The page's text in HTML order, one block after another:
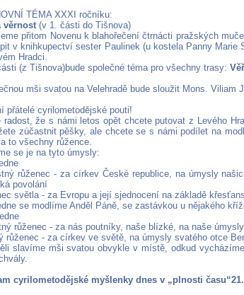
TÉMA XXXI ročníku:
věrnost (v 1. části do Tišnova)
přitom Novenu k blahořečení čtrnácti pražských
v knihkupectví sester Paulinek (u kostela Panny
Hradci.
(z Tišnova)bude společné téma pro všechny trasy:
mši svatou na Velehradě bude sloužit Mons. Viliam
přátelé cyrilometodějské pouti!
radost, že s námi letos opět chcete putovat z Levého
zúčastnit pěšky, ale chcete se s námi podílet na
to všechny růžence.
se je na tyto úmysly:
růženec - za církev České republice, na úmysly
povolání
světla - za Evropu a její sjednocení na základě
se modlíme Anděl Páně, se zastávkou u nějakého
růženec - za nás poutníky, naše blízké, na naše úmysly
růženec - za církev ve světě, na úmysly svatého otce
slavíme mši svatou obvykle v místě, odkud
cyrilometodějské myšlenky dnes v „plnosti